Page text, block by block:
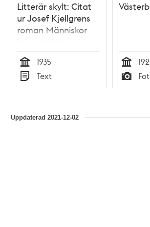
Litterär skylt: Citat
ur Josef Kjellgrens
roman Människor
kring en bro
Tid
1935
Typ
Text Tid
Typ
Uppdaterad2021-12-02